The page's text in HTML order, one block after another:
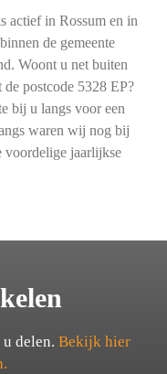
actief in Rossum en in
de gemeente
Woont u net buiten
postcode 5328 EP?
bij u langs voor een
waren wij nog bij
voordelige jaarlijkse
delen. Bekijk hier